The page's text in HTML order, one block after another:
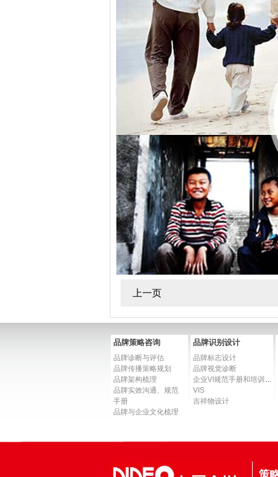
上一页
品牌策略咨询
品牌诊断与评估
品牌传播策略规划
品牌架构梳理
品牌实效沟通、规范
手册
品牌与企业文化梳理
品牌识别设计
品牌标志设计
品牌视觉诊断
企业VI规范手册和培训手册
VIS
吉祥物设计
策